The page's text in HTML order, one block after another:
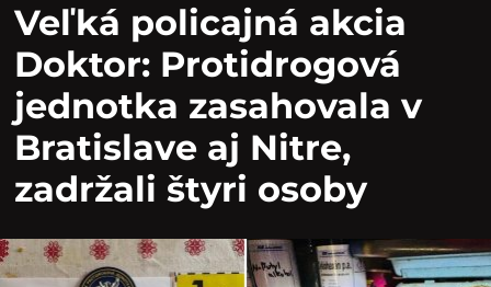
Veľká policajná akcia
Doktor: Protidrogová
jednotka zasahovala v
Bratislave aj Nitre,
zadržali štyri osoby